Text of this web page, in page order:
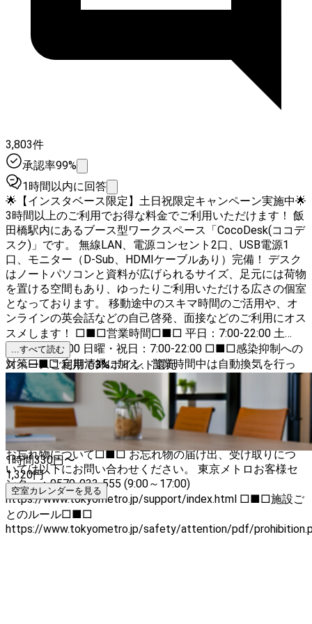
3,803件
承認率99%
1時間以内に回答
🌟【インスタベース限定】土日祝限定キャンペーン実施中🌟
3時間以上のご利用でお得な料金でご利用いただけます！ 飯
田橋駅内にあるブース型ワークスペース「CocoDesk(ココデ
スク)」です。 無線LAN、電源コンセント2口、USB電源1
口、モニター（D-Sub、HDMIケーブルあり）完備！ デスク
はノートパソコンと資料が広げられるサイズ、足元には荷物
を置ける空間もあり、ゆったりご利用いただける広さの個室
となっております。 移動途中のスキマ時間のご活用や、オ
ンラインの英会話などの自己啓発、面接などのご利用にオス
スメします！ □■□営業時間□■□ 平日：7:00-22:00 土
曜：7:00-22:00 日曜・祝日：7:00-22:00 □■□感染抑制への
対策□■□ 定期清掃に加え、営業時間中は自動換気を行っ
ております。 また、抗菌・ウイルス対策に有効な抗菌剤の
コーティングを施しています。 □■□ご希望日時がご予約
いただけない場合□■□ 以下をご確認ください。併設ブー
ス、近隣ブースがご予約できる可能性があります。 スペー
ス掲載者について＞掲載者のスペースをすべて見る □■□
お忘れ物について□■□ お忘れ物の届け出、受け取りにつ
いては以下にお問い合わせください。 東京メトロお客様セ
ンター：0570-033-555 (9:00～17:00)
https://www.tokyometro.jp/support/index.html □■□施設ご
とのルール□■□
https://www.tokyometro.jp/safety/attention/pdf/
...すべて読む
スペースご利用で3%ポイント還元
1時間330円〜
1,320円
空室カレンダーを見る